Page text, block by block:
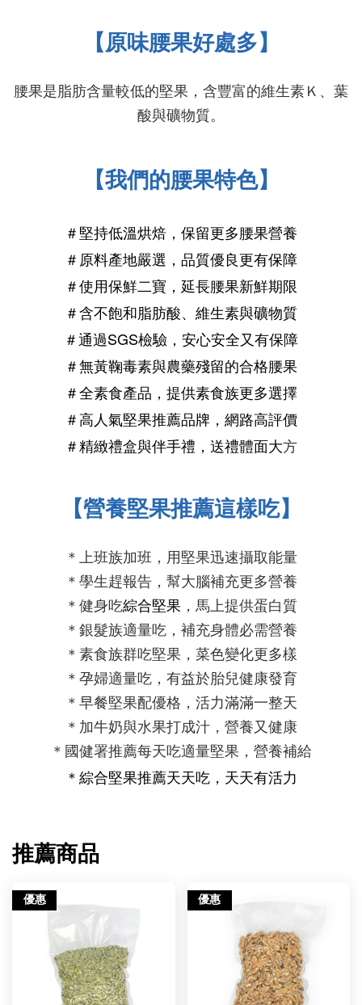
【原味腰果好處多】
腰果是脂肪含量較低的堅果，含豐富的維生素Ｋ、葉
酸與礦物質。
【我們的腰果特色】
＃堅持低溫烘焙，保留更多腰果營養
＃原料產地嚴選，品質優良更有保障
＃使用保鮮二寶，延長腰果新鮮期限
＃含不飽和脂肪酸、維生素與礦物質
＃通過SGS檢驗，安心安全又有保障
＃無黃鞠毒素與農藥殘留的合格腰果
＃全素食產品，提供素食族更多選擇
＃高人氣堅果推薦品牌，網路高評價
＃精緻禮盒與伴手禮，送禮體面大方
【營養堅果推薦這樣吃】
＊上班族加班，用堅果迅速攝取能量
＊學生趕報告，幫大腦補充更多營養
＊健身吃綜合堅果 ，馬上提供蛋白質
＊銀髮族適量吃，補充身體必需營養
＊素食族群吃堅果，菜色變化更多樣
＊孕婦適量吃，有益於胎兒健康發育
＊早餐堅果配優格， 活力滿滿一整天
＊加牛奶與水果打成汁，營養又健康
＊國健署推薦每天吃適量堅果，營養補給
＊綜合堅果推薦天天吃，天天有活力
推薦商品
優惠 優惠